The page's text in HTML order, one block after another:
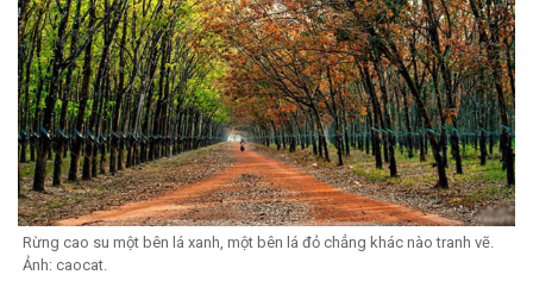
Rừng cao su một bên lá xanh, một bên lá đỏ chẳng khác nào tranh vẽ.
Ảnh: caocat.